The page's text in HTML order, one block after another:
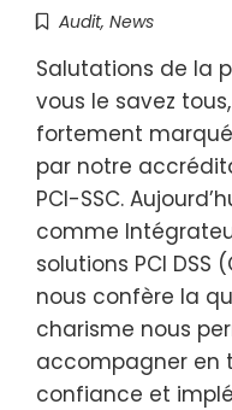
Audit, News
Salutations de la
vous le savez
fortement
par notre
PCI-SSC.
comme
solutions PCI
nous confère la
charisme nous
accompagner en
confiance et